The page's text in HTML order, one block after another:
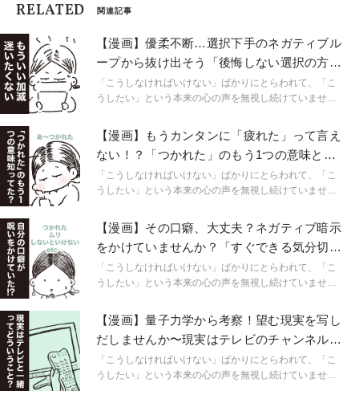
RELATED 関連記事
【漫画】優柔不断…選択下手のネガティブル
ープから抜け出そう「後悔しない選択の方
法」
「こうしなければいけない」ばかりにとらわれて、「こ
うしたい」という本来の心の声を無視し続けていません
大日野カルコさんが、自分とつながるために学んだ知
識、役に立ったワークなどを漫画形式でご紹介していき
ます。
【漫画】もうカンタンに「疲れた」って言え
ない！？「つかれた」のもう1つの意味と
は？
「こうしなければいけない」ばかりにとらわれて、「こ
うしたい」という本来の心の声を無視し続けていません
大日野カルコさんが、自分とつながるために学んだ知
識、役に立ったワークなどを漫画形式でご紹介していき
ます。
【漫画】その口癖、大丈夫？ネガティブ暗示
をかけていませんか？「すぐできる気分切り
替え法」
「こうしなければいけない」ばかりにとらわれて、「こ
うしたい」という本来の心の声を無視し続けていません
大日野カルコさんが、自分とつながるために学んだ知
識、役に立ったワークなどを漫画形式でご紹介していき
ます。
【漫画】量子力学から考察！望む現実を写し
だしませんか〜現実はテレビのチャンネルだ
った！？〜
「こうしなければいけない」ばかりにとらわれて、「こ
うしたい」という本来の心の声を無視し続けていません